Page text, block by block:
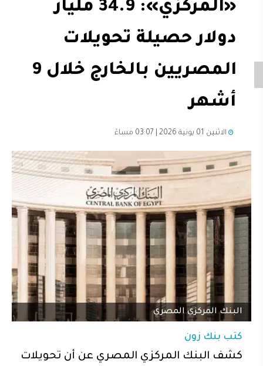
«المركزي»: 34.9 مليار
دولار حصيلة تحويلات
المصريين بالخارج خلال 9
أشهر
الاثنين 01 يونية 2026 | 03:07 مساءً
البنك المركزي المصري
كتب بنك زون
كشف البنك المركزي المصري عن أن تحويلات